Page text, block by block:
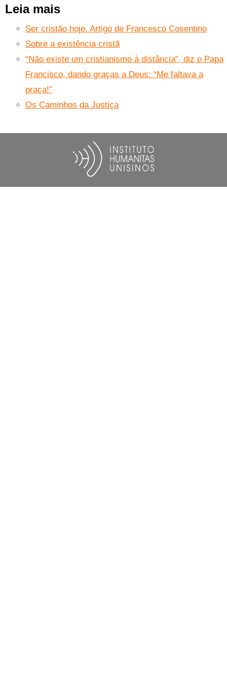
Leia mais
Ser cristão hoje. Artigo de Francesco Cosentino
Sobre a existência cristã
“Não existe um cristianismo à distância”, diz o Papa
Francisco, dando graças a Deus: “Me faltava a
praça!”
Os Caminhos da Justiça